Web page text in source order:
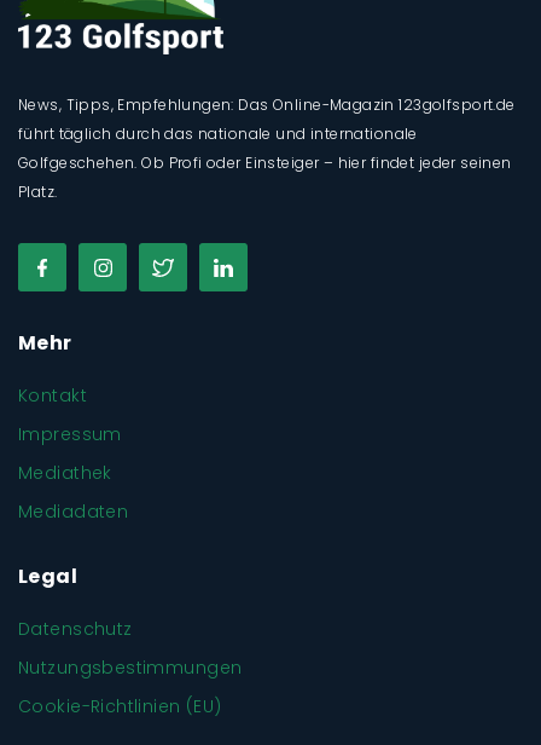
News, Tipps, Empfehlungen: Das Online-Magazin 123golfsport.de
führt täglich durch das nationale und internationale
Golfgeschehen. Ob Profi oder Einsteiger – hier findet jeder seinen
Platz.
Mehr
Kontakt
Impressum
Mediathek
Mediadaten
Legal
Datenschutz
Nutzungsbestimmungen
Cookie-Richtlinien (EU)